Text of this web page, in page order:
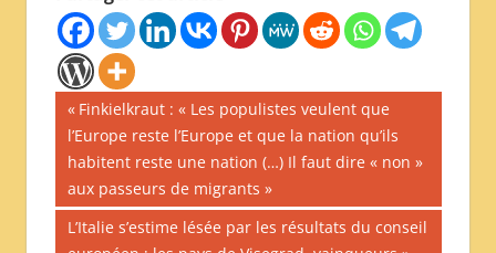
Navigation
de
l’article
Publication
précédente :
Finkielkraut : « Les populistes veulent que
l’Europe reste l’Europe et que la nation qu’ils
habitent reste une nation (…) Il faut dire « non »
aux passeurs de migrants »
Publication
L’Italie s’estime lésée par les résultats du conseil